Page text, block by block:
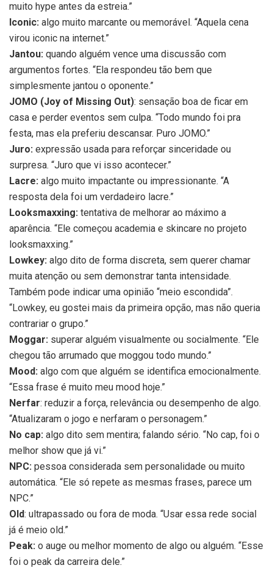
muito hype antes da estreia.”
Iconic: algo muito marcante ou memorável. “Aquela cena
virou iconic na internet.”
Jantou: quando alguém vence uma discussão com
argumentos fortes. “Ela respondeu tão bem que
simplesmente jantou o oponente.”
JOMO (Joy of Missing Out): sensação boa de ficar em
casa e perder eventos sem culpa. “Todo mundo foi pra
festa, mas ela preferiu descansar. Puro JOMO.”
Juro: expressão usada para reforçar sinceridade ou
surpresa. “Juro que vi isso acontecer.”
Lacre: algo muito impactante ou impressionante. “A
resposta dela foi um verdadeiro lacre.”
Looksmaxxing: tentativa de melhorar ao máximo a
aparência. “Ele começou academia e skincare no projeto
looksmaxxing.”
Lowkey: algo dito de forma discreta, sem querer chamar
muita atenção ou sem demonstrar tanta intensidade.
Também pode indicar uma opinião “meio escondida”.
“Lowkey, eu gostei mais da primeira opção, mas não queria
contrariar o grupo.”
Moggar: superar alguém visualmente ou socialmente. “Ele
chegou tão arrumado que moggou todo mundo.”
Mood: algo com que alguém se identifica emocionalmente.
“Essa frase é muito meu mood hoje.”
Nerfar: reduzir a força, relevância ou desempenho de algo.
“Atualizaram o jogo e nerfaram o personagem.”
No cap: algo dito sem mentira; falando sério. “No cap, foi o
melhor show que já vi.”
NPC: pessoa considerada sem personalidade ou muito
automática. “Ele só repete as mesmas frases, parece um
NPC.”
Old: ultrapassado ou fora de moda. “Usar essa rede social
já é meio old.”
Peak: o auge ou melhor momento de algo ou alguém. “Esse
foi o peak da carreira dele.”